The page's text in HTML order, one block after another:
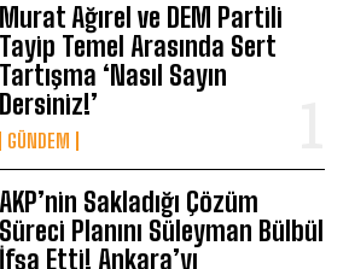
Murat Ağırel ve DEM Partili
Tayip Temel Arasında Sert
Tartışma ‘Nasıl Sayın
Dersiniz!’
GÜNDEM
AKP’nin Sakladığı Çözüm
Süreci Planını Süleyman Bülbül
İfşa Etti! Ankara’yı